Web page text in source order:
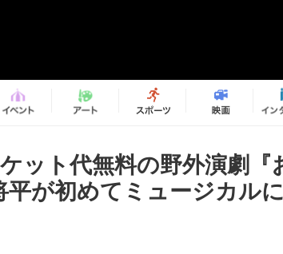
ット代無料の野外演劇『
が初めてミュージカル